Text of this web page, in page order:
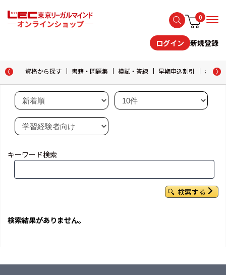
0
ログイン 新規登録
資格から探す 書籍・問題集 模試・答練 早期申込割引 おため
キーワード検索
検索する
検索結果がありません。